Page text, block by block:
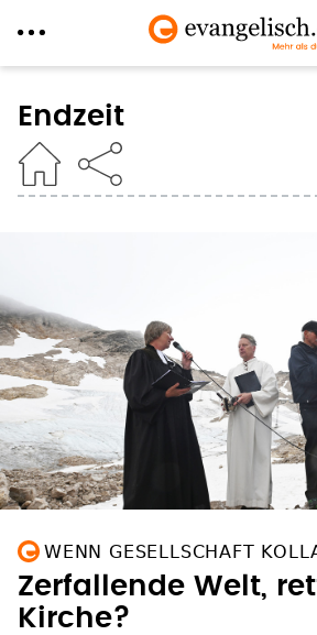
zum
Inhalt
Endzeit
WENN GESELLSCHAFT
Zerfallende Welt,
Kirche?